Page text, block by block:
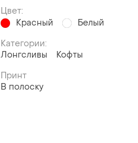
Цвет:
Красный
Белый
Категории:
Лонгсливы
Кофты
Принт
В полоску